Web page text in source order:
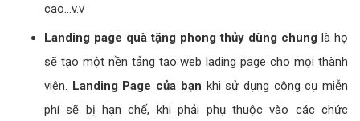
cao...v.v
Landing page quà tặng phong thủy dùng chung là họ
sẽ tạo một nền tảng tạo web lading page cho mọi thành
viên. Landing Page của bạn khi sử dụng công cụ miễn
phí sẽ bị hạn chế, khi phải phụ thuộc vào các chức